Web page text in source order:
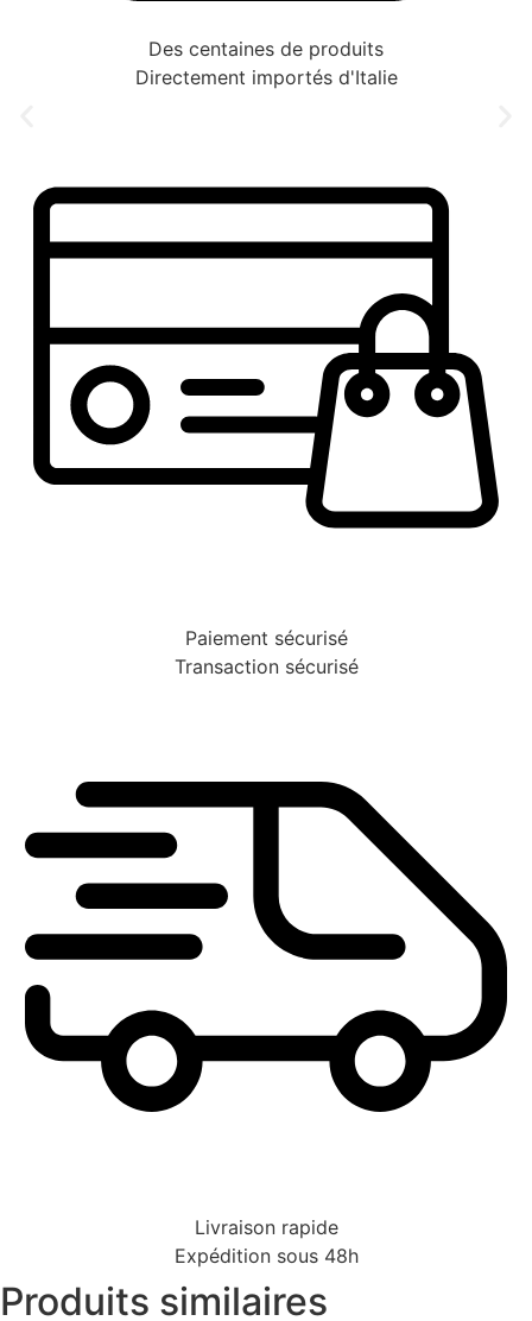
Des centaines de produits
Directement importés d'Italie
Paiement sécurisé
Transaction sécurisé
Livraison rapide
Expédition sous 48h
Produits similaires